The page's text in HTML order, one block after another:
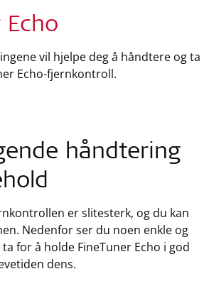
Echo
vil hjelpe deg å håndtere og ta
Echo-fjernkontroll.
håndtering
er slitesterk, og du kan
Nedenfor ser du noen enkle og
for å holde FineTuner Echo i god
dens.